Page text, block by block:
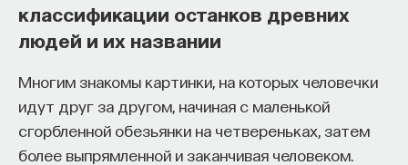
классификации останков древних
людей и их названии
Многим знакомы картинки, на которых человечки
идут друг за другом, начиная с маленькой
сгорбленной обезьянки на четвереньках, затем
более выпрямленной и заканчивая человеком.
Основатель ПостНауки Ивар
Максутов запускает сервис, который
поможет найти свою нишу
в глобальных deep tech и биотех
компаниях